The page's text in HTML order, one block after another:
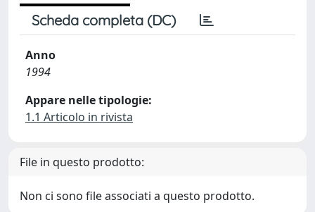
Scheda completa (DC)
Anno
1994
Appare nelle tipologie:
1.1 Articolo in rivista
File in questo prodotto:
Non ci sono file associati a questo prodotto.